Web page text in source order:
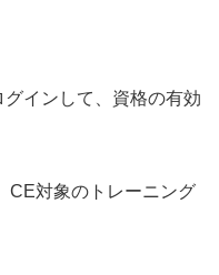
インして、資格の有効
CE対象のトレーニング